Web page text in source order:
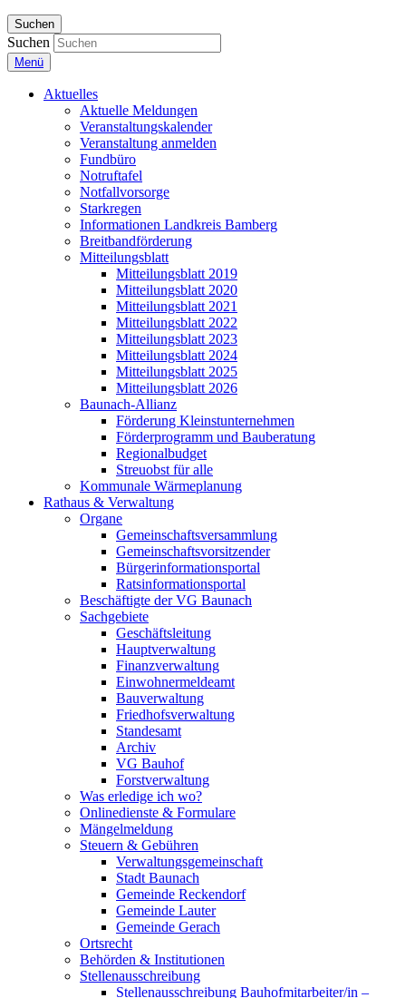
Suchen
Suchen
Menü
Aktuelles
Aktuelle Meldungen
Veranstaltungskalender
Veranstaltung anmelden
Fundbüro
Notruftafel
Notfallvorsorge
Starkregen
Informationen Landkreis Bamberg
Breitbandförderung
Mitteilungsblatt
Mitteilungsblatt 2019
Mitteilungsblatt 2020
Mitteilungsblatt 2021
Mitteilungsblatt 2022
Mitteilungsblatt 2023
Mitteilungsblatt 2024
Mitteilungsblatt 2025
Mitteilungsblatt 2026
Baunach-Allianz
Förderung Kleinstunternehmen
Förderprogramm und Bauberatung
Regionalbudget
Streuobst für alle
Kommunale Wärmeplanung
Rathaus & Verwaltung
Organe
Gemeinschaftsversammlung
Gemeinschaftsvorsitzender
Bürgerinformationsportal
Ratsinformationsportal
Beschäftigte der VG Baunach
Sachgebiete
Geschäftsleitung
Hauptverwaltung
Finanzverwaltung
Einwohnermeldeamt
Bauverwaltung
Friedhofsverwaltung
Standesamt
Archiv
VG Bauhof
Forstverwaltung
Was erledige ich wo?
Onlinedienste & Formulare
Mängelmeldung
Steuern & Gebühren
Verwaltungsgemeinschaft
Stadt Baunach
Gemeinde Reckendorf
Gemeinde Lauter
Gemeinde Gerach
Ortsrecht
Behörden & Institutionen
Stellenausschreibung
Stellenausschreibung Bauhofmitarbeiter/in –